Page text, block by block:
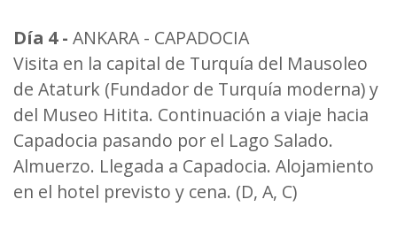
Día 4 - ANKARA - CAPADOCIA
Visita en la capital de Turquía del Mausoleo
de Ataturk (Fundador de Turquía moderna) y
del Museo Hitita. Continuación a viaje hacia
Capadocia pasando por el Lago Salado.
Almuerzo. Llegada a Capadocia. Alojamiento
en el hotel previsto y cena. (D, A, C)